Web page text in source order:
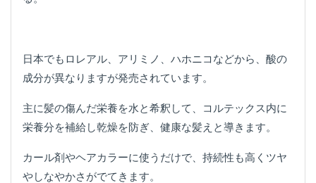
日本でもロレアル、アリミノ、ハホニコなどから、酸の
成分が異なりますが発売されています。
主に髪の傷んだ栄養を水と希釈して、コルテックス内に
栄養分を補給し乾燥を防ぎ、健康な髪えと導きます。
カール剤やヘアカラーに使うだけで、持続性も高くツヤ
やしなやかさがでてきます。